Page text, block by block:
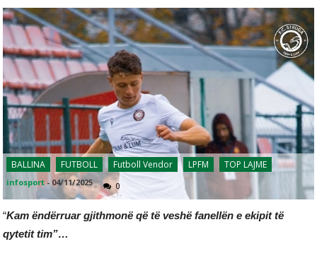
BALLINA FUTBOLL Futboll Vendor LPFM TOP LAJME
infosport - 04/11/2025 0
“Kam ëndërruar gjithmonë që të veshë fanellën e ekipit të
qytetit tim”…